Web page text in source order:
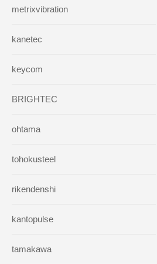
metrixvibration
kanetec
keycom
BRIGHTEC
ohtama
tohokusteel
rikendenshi
kantopulse
tamakawa